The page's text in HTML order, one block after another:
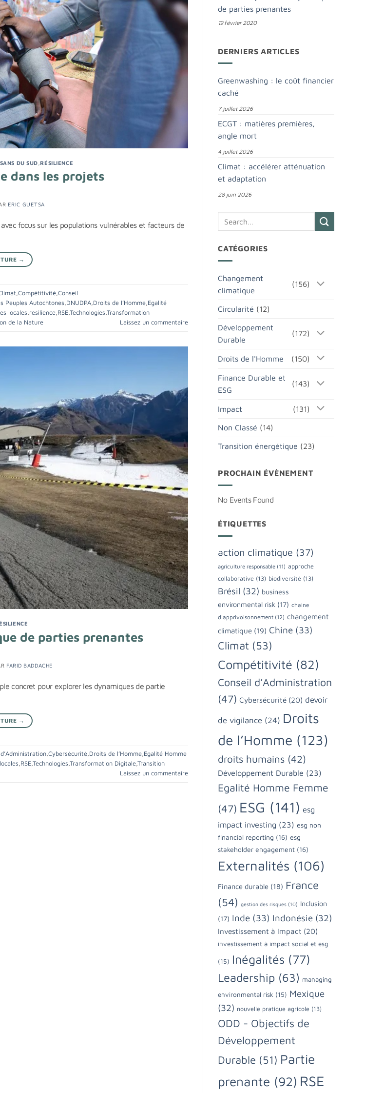
DU SUD ,RÉSILIENCE
dans les projets
ERIC GUETSA
focus sur les populations vulnérables et facteurs de
→
Compétitivité Conseil
Peuples Autochtones DNUDPA Droits de l’Homme Egalité
locales resilience RSE Technologies Transformation
de la Nature Laissez un commentaire
de parties prenantes
FARID BADDACHE
concret pour explorer les dynamiques de partie
→
,Cybersécurité,Droits de l’Homme,Egalité Homme
,RSE,Technologies,Transformation Digitale,Transition
Laissez un commentaire
de parties prenantes
19 février 2020
DERNIERS ARTICLES
Greenwashing : le coût financier
caché
7 juillet 2026
ECGT : matières premières,
angle mort
4 juillet 2026
Climat : accélérer atténuation
et adaptation
28 juin 2026
CATÉGORIES
Changement
climatique
(156)
Circularité (12)
Développement
Durable
(172)
Droits de l'Homme (150)
Finance Durable et
ESG
(143)
Impact (131)
Non Classé (14)
Transition énergétique (23)
PROCHAIN ÉVÈNEMENT
No Events Found
ÉTIQUETTES
action climatique (37)
agriculture responsable (11) approche
collaborative (13) biodiversité (13)
Brésil (32) business
environmental risk (17) chaine
d'apprivoisonnement (12) changement
climatique (19) Chine (33)
Climat (53)
Compétitivité (82)
Conseil d’Administration
(47) Cybersécurité (20) devoir
de vigilance (24) Droits
de l’Homme (123)
droits humains (42)
Développement Durable (23)
Egalité Homme Femme
(47) ESG (141) esg
impact investing (23) esg non
financial reporting (16) esg
stakeholder engagement (16)
Externalités (106)
Finance durable (18) France
(54) gestion des risques (10) Inclusion
(17) Inde (33) Indonésie (32)
Investissement à Impact (20)
investissement à impact social et esg
(15) Inégalités (77)
Leadership (63) managing
environmental risk (15) Mexique
(32) nouvelle pratique agricole (13)
ODD - Objectifs de
Développement
Durable (51) Partie
prenante (92) RSE